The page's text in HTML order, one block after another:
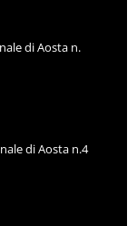
di Aosta n.
di Aosta n.4